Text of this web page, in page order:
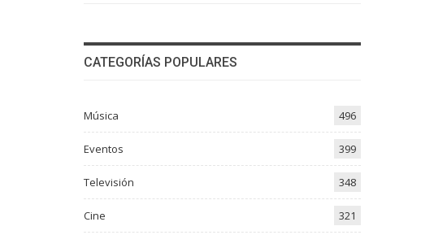
CATEGORÍAS POPULARES
Música 496
Eventos 399
Televisión 348
Cine 321